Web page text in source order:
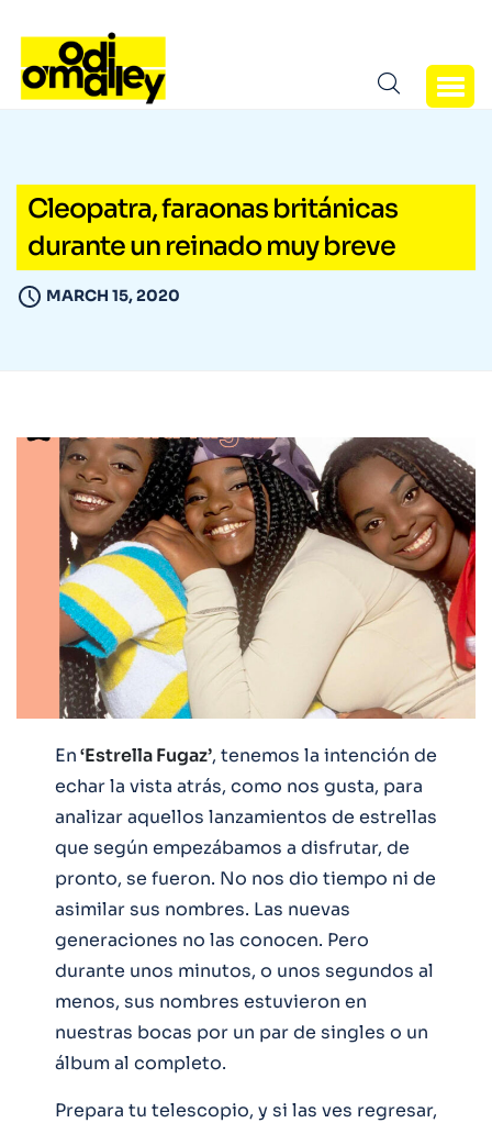
Cleopatra, faraonas británicas
durante un reinado muy breve
MARCH 15, 2020
En‘Estrella Fugaz’, tenemos la intención de
echar la vista atrás, como nos gusta, para
analizar aquellos lanzamientos de estrellas
que según empezábamos a disfrutar, de
pronto, se fueron. No nos dio tiempo ni de
asimilar sus nombres. Las nuevas
generaciones no las conocen. Pero
durante unos minutos, o unos segundos al
menos, sus nombres estuvieron en
nuestras bocas por un par de singles o un
álbum al completo.
Prepara tu telescopio, y si las ves regresar,